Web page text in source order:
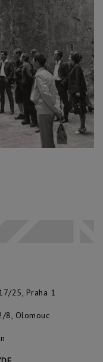
25, Praha 1
8, Olomouc